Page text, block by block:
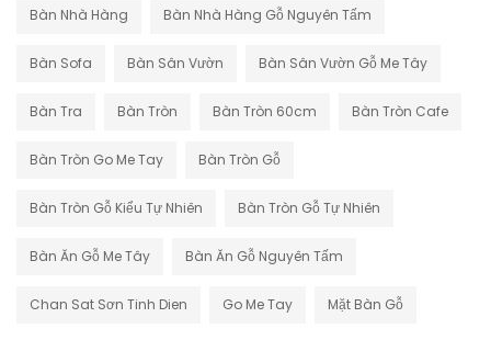
Bàn Nhà Hàng Bàn Nhà Hàng Gỗ Nguyên Tấm
Bàn Sofa Bàn Sân Vườn Bàn Sân Vườn Gỗ Me Tây
Bàn Tra Bàn Tròn Bàn Tròn 60cm Bàn Tròn Cafe
Bàn Tròn Go Me Tay Bàn Tròn Gỗ
Bàn Tròn Gỗ Kiểu Tự Nhiên Bàn Tròn Gỗ Tự Nhiên
Bàn Ăn Gỗ Me Tây Bàn Ăn Gỗ Nguyên Tấm
Chan Sat Sơn Tinh Dien Go Me Tay Mặt Bàn Gỗ